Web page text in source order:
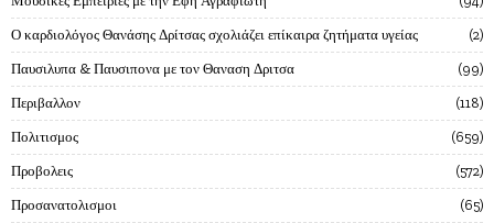
Ο καρδιολόγος Θανάσης Δρίτσας σχολιάζει επίκαιρα ζητήματα υγείας 2
Παυσιλυπα & Παυσιπονα με τον Θαναση Δριτσα 99
Περιβαλλον 118
Πολιτισμος 659
Προβολεις 572
Προσανατολισμοι 65